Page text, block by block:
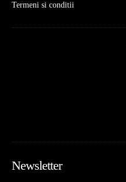
Termeni si conditii
Newsletter